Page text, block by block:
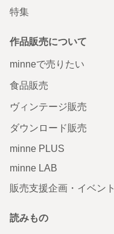
特集
作品販売について
minneで売りたい
食品販売
ヴィンテージ販売
ダウンロード販売
minne PLUS
minne LAB
販売支援企画・イベント
読みもの